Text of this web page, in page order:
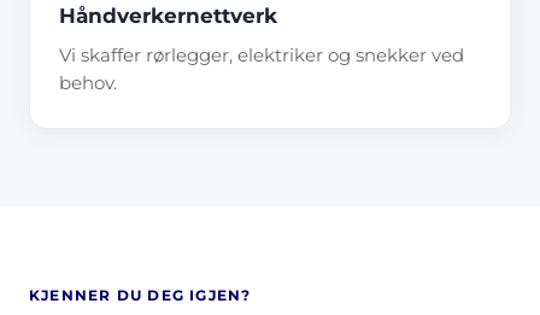
Håndverkernettverk
Vi skaffer rørlegger, elektriker og snekker ved
behov.
KJENNER DU DEG IGJEN?